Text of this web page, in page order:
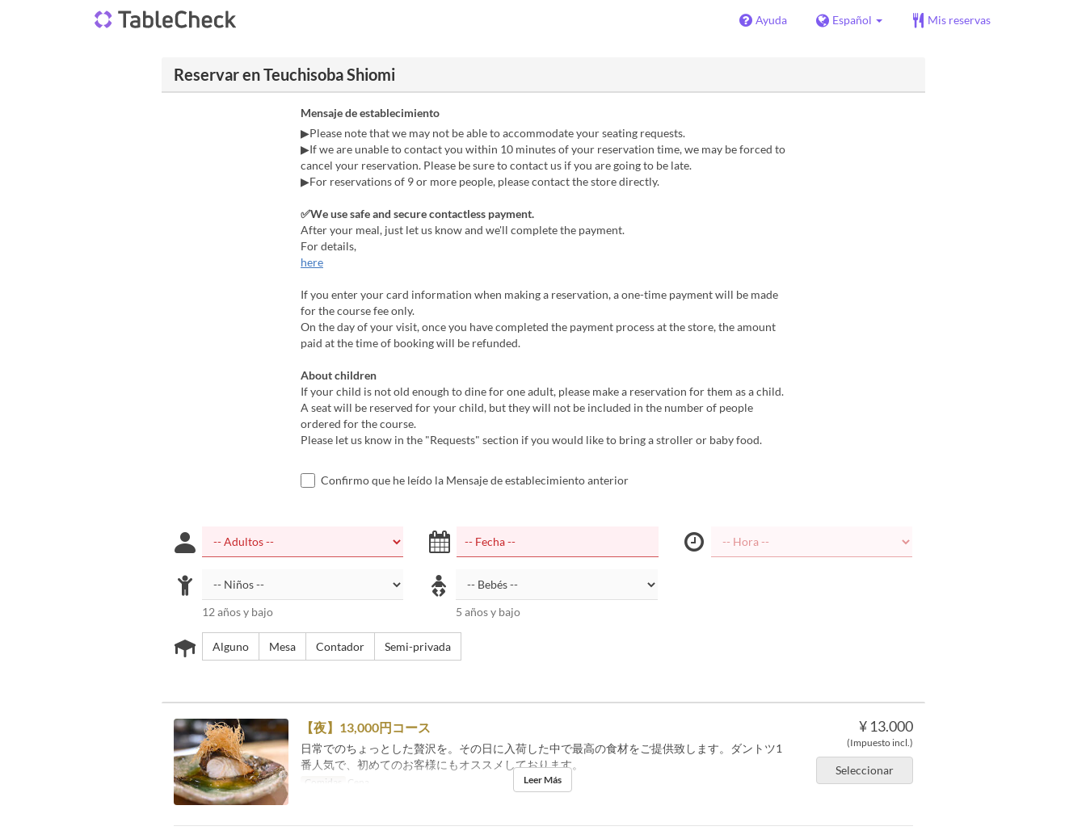
Ayuda Español Mis reservas
Reservar en Teuchisoba Shiomi
Mensaje de establecimiento
▶Please note that we may not be able to accommodate your seating requests.
▶If we are unable to contact you within 10 minutes of your reservation time, we may be forced to
cancel your reservation. Please be sure to contact us if you are going to be late.
▶For reservations of 9 or more people, please contact the store directly.
✅We use safe and secure contactless payment.
After your meal, just let us know and we'll complete the payment.
For details,
here
If you enter your card information when making a reservation, a one-time payment will be made
for the course fee only.
On the day of your visit, once you have completed the payment process at the store, the amount
paid at the time of booking will be refunded.
About children
If your child is not old enough to dine for one adult, please make a reservation for them as a child.
A seat will be reserved for your child, but they will not be included in the number of people
ordered for the course.
Please let us know in the "Requests" section if you would like to bring a stroller or baby food.
Confirmo que he leído la Mensaje de establecimiento anterior
12 años y bajo 5 años y bajo
Alguno Mesa Contador Semi-privada
¥ 13.000
(Impuesto incl.)
Seleccionar
【夜】13,000円コース
日常でのちょっとした贅沢を。その日に入荷した中で最高の食材をご提供致します。ダントツ1
番人気で、初めてのお客様にもオススメしております。
Comidas Cena Leer Más